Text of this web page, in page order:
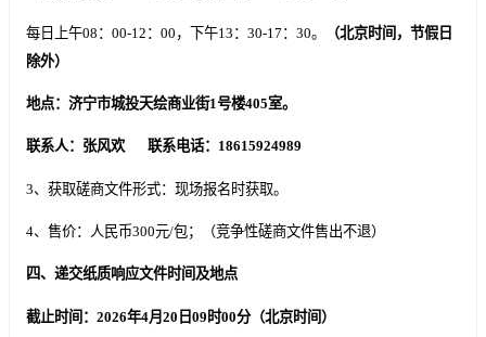
每日上午08：00-12：00，下午13：30-17：30。 （北京时间 ，节假日
除外）
地点：济宁市城投天绘商业街1号楼405室。
联系人：张风欢 联系电话：18615924989
3、获取磋商文件形式：现场报名时获取。
4、售价：人民币300元/包；（竞争性磋商文件售出不退）
四、递交纸质响应文件时间及地点
截止时间：2026年4月 20 日 09 时00分（北京时间）